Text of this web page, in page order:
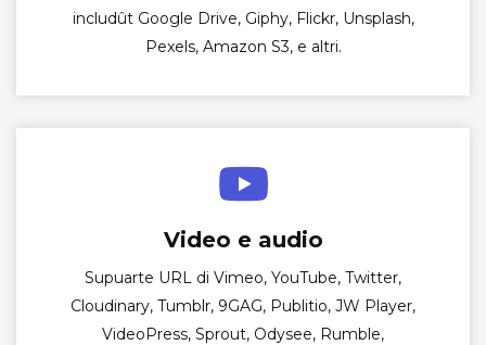
includût Google Drive, Giphy, Flickr, Unsplash,
Pexels, Amazon S3, e altri.
Video e audio
Supuarte URL di Vimeo, YouTube, Twitter,
Cloudinary, Tumblr, 9GAG, Publitio, JW Player,
VideoPress, Sprout, Odysee, Rumble,